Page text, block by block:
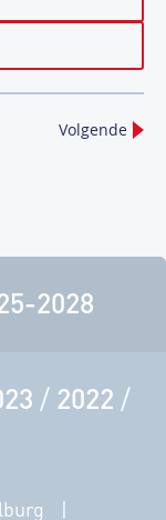
Volgende
2028
/ 2022 /